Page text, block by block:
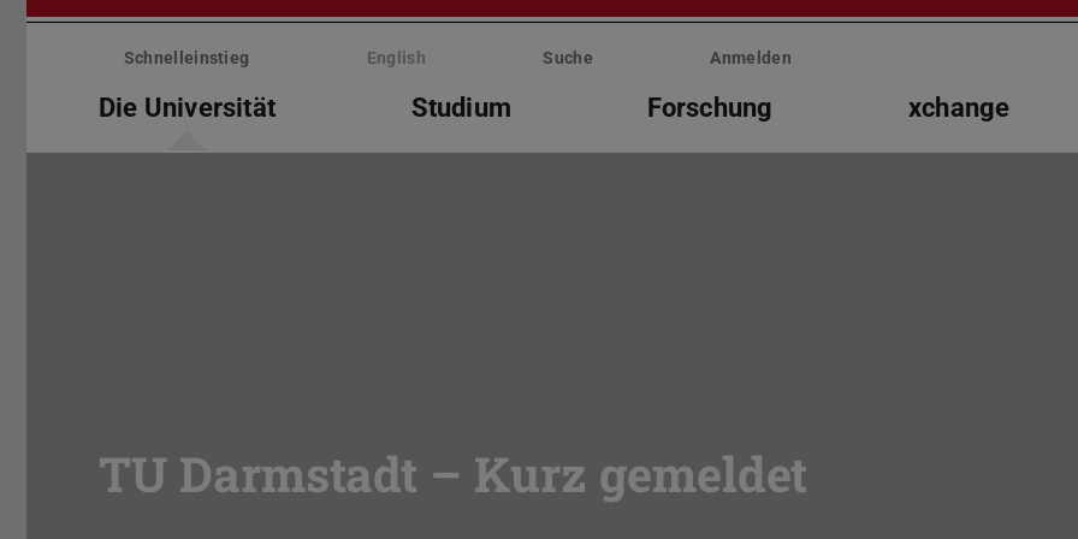
Menü
überspringenSchnelleinstieg English Suche Anmelden
Die Universität Studium Forschung xchange
TU Darmstadt – Kurz gemeldet